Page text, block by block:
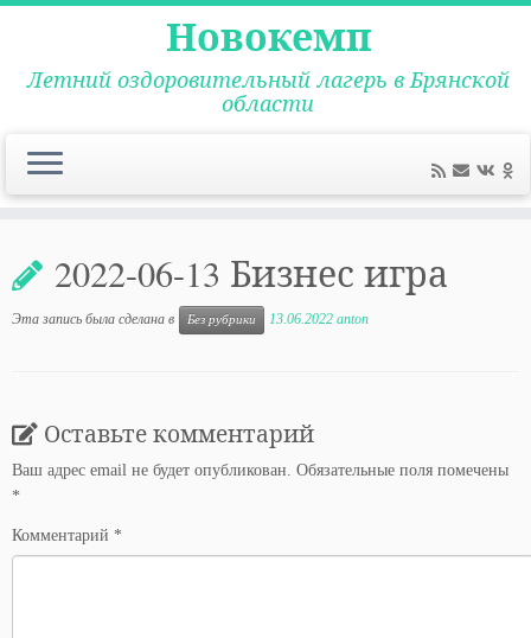
содержимому
Новокемп
Летний оздоровительный лагерь в Брянской
области
2022-06-13 Бизнес игра
Эта запись была сделана в Без рубрики 13.06.2022 anton
Оставьте комментарий
Ваш адрес email не будет опубликован. Обязательные поля помечены
*
Комментарий *